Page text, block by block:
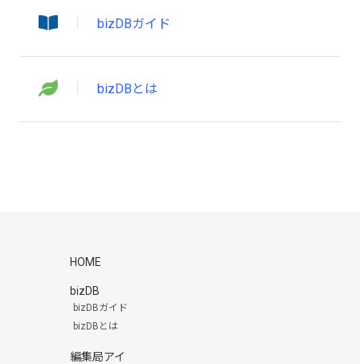
bizDBガイド
bizDBとは
HOME
bizDB
bizDBガイド
bizDBとは
編集局アイ